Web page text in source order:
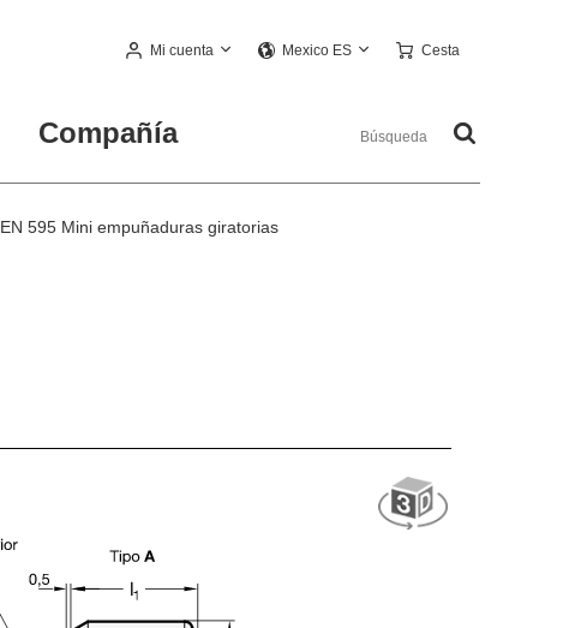
Mi cuenta Mexico ES Cesta
Compañía
EN 595 Mini empuñaduras giratorias